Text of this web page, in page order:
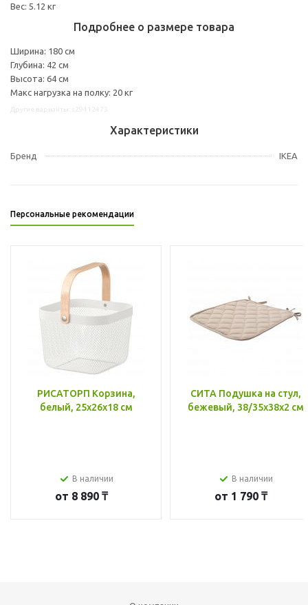
Вес: 5.12 кг
Подробнее о размере товара
Ширина: 180 см
Глубина: 42 см
Высота: 64 см
Макс нагрузка на полку: 20 кг
Характеристики
Бренд IKEA
Персональные рекомендации
РИСАТОРП Корзина,
белый, 25x26x18 см
В наличии
от 8 890 ₸
СИТА Подушка на стул,
бежевый, 38/35x38x2 см
В наличии
от 1 790 ₸